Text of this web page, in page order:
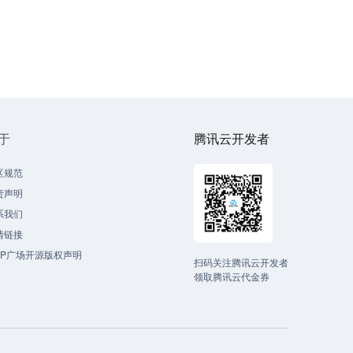
规范
声明
我们
链接
广场开源版权声明
腾讯云开发者
扫码关注腾讯云开发者
领取腾讯云代金券